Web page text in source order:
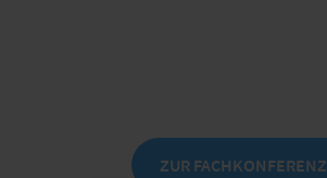
ZUR FACHKONFERENZ